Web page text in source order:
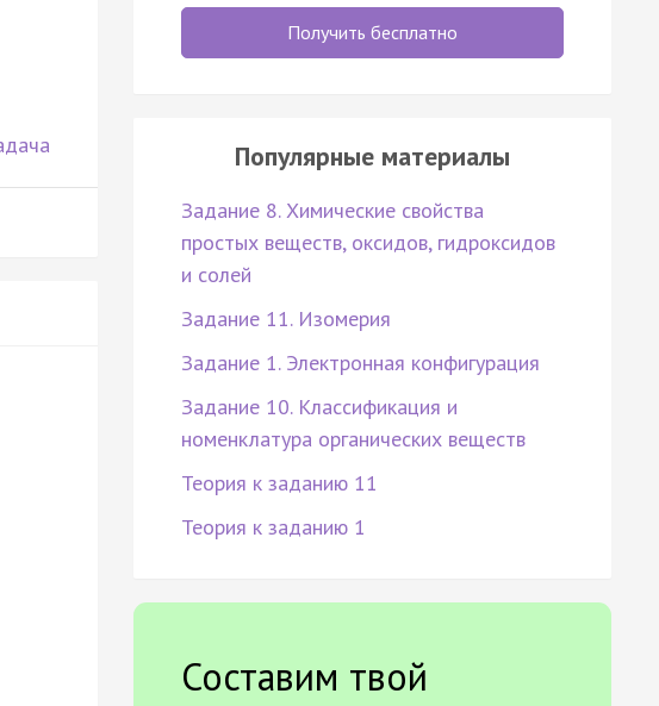
Получить бесплатно
Популярные материалы
Задание 8. Химические свойства
простых веществ, оксидов, гидроксидов
и солей
Задание 11. Изомерия
Задание 1. Электронная конфигурация
Задание 10. Классификация и
номенклатура органических веществ
Теория к заданию 11
Теория к заданию 1
Составим твой